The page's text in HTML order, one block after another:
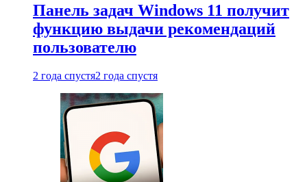
Панель задач Windows 11 получит
функцию выдачи рекомендаций
пользователю
2 года спустя2 года спустя